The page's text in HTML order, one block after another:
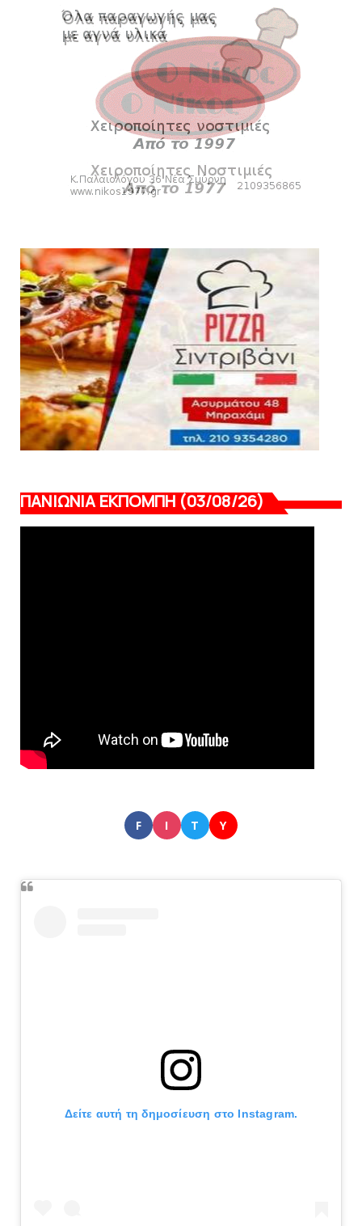
August 07, 2026
KARA TALKS
«Kara Talks»: LIVE 21:00
August 07, 2026
SLIDE
Κύπελλο: Την Τετάρτη 19 Αυγούστου το Νίκη
Βόλου - Πανιώνιος
HEADLINES
KARA TALKS
«Kara Talks» LIVE: Παρασκευή στις 21:00
August 06, 2026
ΠΑΝΙΩΝΙΑ ΕΚΠΟΜΠΗ (03/08/26)
F I T Y
Δείτε αυτή τη δημοσίευση στο Instagram.